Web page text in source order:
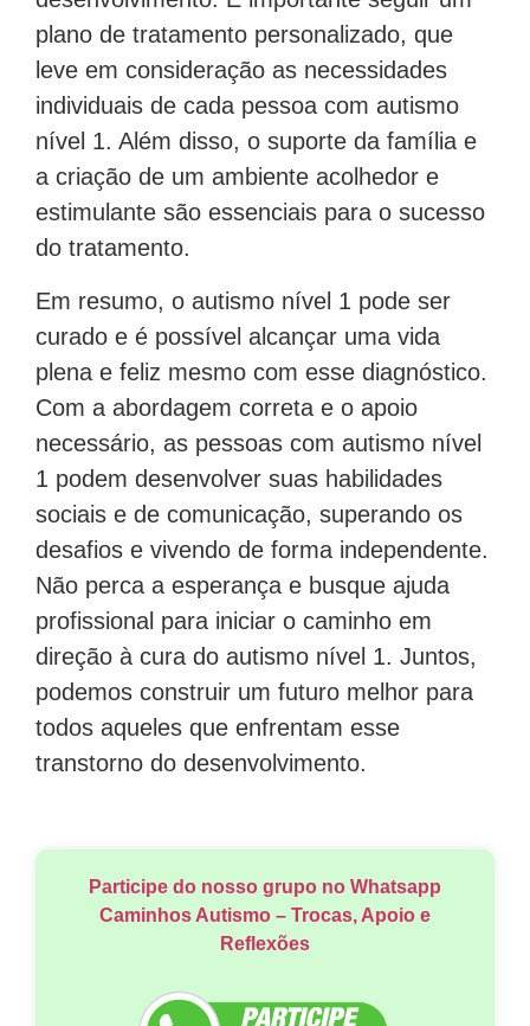
desenvolvimento. É importante seguir um
plano de tratamento personalizado, que
leve em consideração as necessidades
individuais de cada pessoa com autismo
nível 1. Além disso, o suporte da família e
a criação de um ambiente acolhedor e
estimulante são essenciais para o sucesso
do tratamento.
Em resumo, o autismo nível 1 pode ser
curado e é possível alcançar uma vida
plena e feliz mesmo com esse diagnóstico.
Com a abordagem correta e o apoio
necessário, as pessoas com autismo nível
1 podem desenvolver suas habilidades
sociais e de comunicação, superando os
desafios e vivendo de forma independente.
Não perca a esperança e busque ajuda
profissional para iniciar o caminho em
direção à cura do autismo nível 1. Juntos,
podemos construir um futuro melhor para
todos aqueles que enfrentam esse
transtorno do desenvolvimento.
Participe do nosso grupo no Whatsapp
Caminhos Autismo – Trocas, Apoio e
Reflexões